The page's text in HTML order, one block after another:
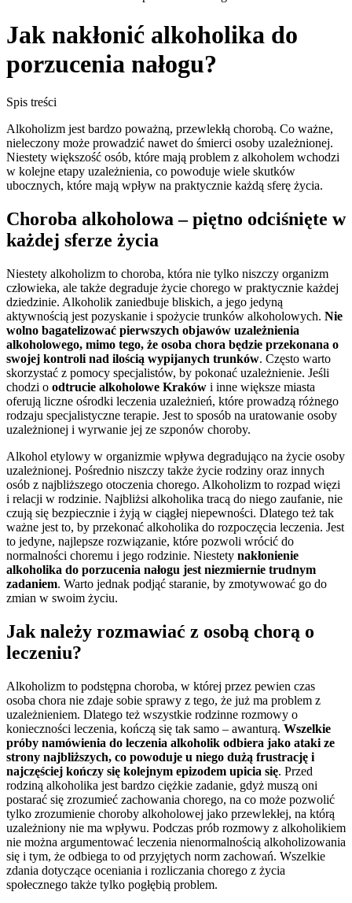
Jak nakłonić alkoholika do
porzucenia nałogu?
Spis treści
Alkoholizm jest bardzo poważną, przewlekłą chorobą. Co ważne,
nieleczony może prowadzić nawet do śmierci osoby uzależnionej.
Niestety większość osób, które mają problem z alkoholem wchodzi
w kolejne etapy uzależnienia, co powoduje wiele skutków
ubocznych, które mają wpływ na praktycznie każdą sferę życia.
Choroba alkoholowa – piętno odciśnięte w
każdej sferze życia
Niestety alkoholizm to choroba, która nie tylko niszczy organizm
człowieka, ale także degraduje życie chorego w praktycznie każdej
dziedzinie. Alkoholik zaniedbuje bliskich, a jego jedyną
aktywnością jest pozyskanie i spożycie trunków alkoholowych. Nie
wolno bagatelizować pierwszych objawów uzależnienia
alkoholowego, mimo tego, że osoba chora będzie przekonana o
swojej kontroli nad ilością wypijanych trunków. Często warto
skorzystać z pomocy specjalistów, by pokonać uzależnienie. Jeśli
chodzi o odtrucie alkoholowe Kraków i inne większe miasta
oferują liczne ośrodki leczenia uzależnień, które prowadzą różnego
rodzaju specjalistyczne terapie. Jest to sposób na uratowanie osoby
uzależnionej i wyrwanie jej ze szponów choroby.
Alkohol etylowy w organizmie wpływa degradująco na życie osoby
uzależnionej. Pośrednio niszczy także życie rodziny oraz innych
osób z najbliższego otoczenia chorego. Alkoholizm to rozpad więzi
i relacji w rodzinie. Najbliżsi alkoholika tracą do niego zaufanie, nie
czują się bezpiecznie i żyją w ciągłej niepewności. Dlatego też tak
ważne jest to, by przekonać alkoholika do rozpoczęcia leczenia. Jest
to jedyne, najlepsze rozwiązanie, które pozwoli wrócić do
normalności choremu i jego rodzinie. Niestety nakłonienie
alkoholika do porzucenia nałogu jest niezmiernie trudnym
zadaniem. Warto jednak podjąć staranie, by zmotywować go do
zmian w swoim życiu.
Jak należy rozmawiać z osobą chorą o
leczeniu?
Alkoholizm to podstępna choroba, w której przez pewien czas
osoba chora nie zdaje sobie sprawy z tego, że już ma problem z
uzależnieniem. Dlatego też wszystkie rodzinne rozmowy o
konieczności leczenia, kończą się tak samo – awanturą. Wszelkie
próby namówienia do leczenia alkoholik odbiera jako ataki ze
strony najbliższych, co powoduje u niego dużą frustrację i
najczęściej kończy się kolejnym epizodem upicia się. Przed
rodziną alkoholika jest bardzo ciężkie zadanie, gdyż muszą oni
postarać się zrozumieć zachowania chorego, na co może pozwolić
tylko zrozumienie choroby alkoholowej jako przewlekłej, na którą
uzależniony nie ma wpływu. Podczas prób rozmowy z alkoholikiem
nie można argumentować leczenia nienormalnością alkoholizowania
się i tym, że odbiega to od przyjętych norm zachowań. Wszelkie
zdania dotyczące oceniania i rozliczania chorego z życia
społecznego także tylko pogłębią problem.